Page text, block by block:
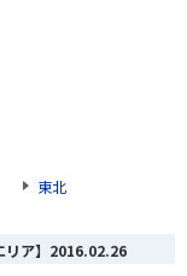
東北
ア】 2016.02.26